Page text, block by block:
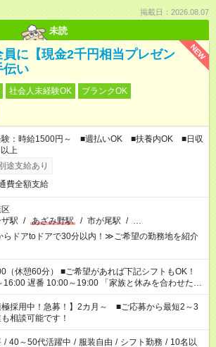
掲載日：2026.08.07
未読
NEW
に【現金2千円相当プレゼン
伝い
社会人未経験OK
ブランクOK
験：時給1500円～ ■週払いOK ■扶養内OK ■日収
上
途支給あり
費全額支給
駅 / あざみ野駅 / 市が尾駅 / …
ドアtoドアで30分以内！≫ご希望の勤務地を紹介
希望があれば下記シフトもOK！
番 10:00～19:00 「家族と休みを合わせた
を持って夕飯の準備がしたい」 「できれば残業はし
ど、ご希望を教えてくださいね。 ※Wワーク希望
覧のお仕事で希望する勤務時間と、もう1つのお仕事
合計で週40時間を超える場合は応募できません。
極採用中！急募！】2カ月～ ■ご応募から最短2～3
相談可能です！
/ 40～50代活躍中 / 服装自由 / シフト勤務 / 10名以